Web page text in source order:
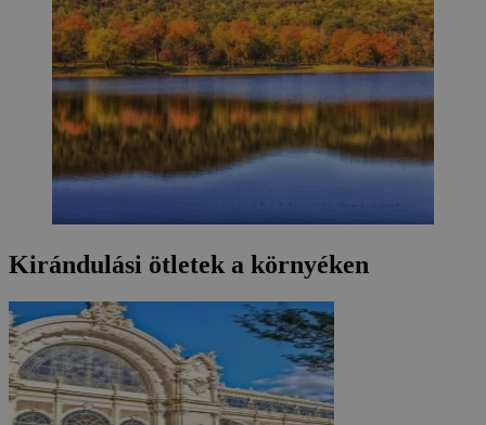
Kirándulási ötletek a környéken